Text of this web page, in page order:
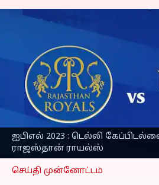
ஐபிஎல் 2023 : டெல்லி
ராஜஸ்தான் ராயல்ஸ்
ஐபிஎல் 2023 :
கேப்பிடல்ஸை
எதிர்கொள்ளும்
ராஜஸ்தான்
கடந்த கால
விபரங்கள்
எழுதியவர் Sekar Chinnappan Apr 07,
செய்தி முன்னோட்டம்